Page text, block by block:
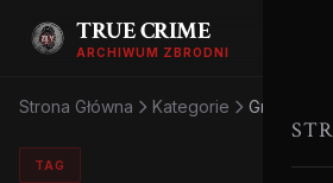
TRUE CRIME
ARCHIWUM ZBRODNI
Strona Główna Kategorie Grypsera
TAG